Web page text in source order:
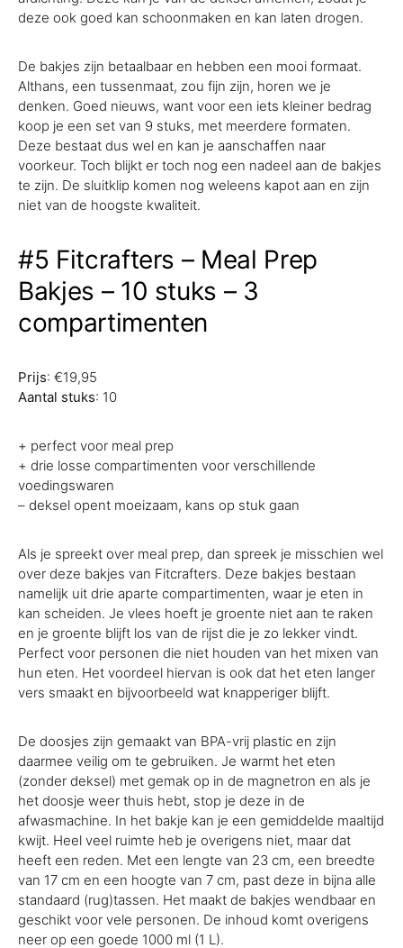
deze ook goed kan schoonmaken en kan laten drogen.
De bakjes zijn betaalbaar en hebben een mooi formaat.
Althans, een tussenmaat, zou fijn zijn, horen we je
denken. Goed nieuws, want voor een iets kleiner bedrag
koop je een set van 9 stuks, met meerdere formaten.
Deze bestaat dus wel en kan je aanschaffen naar
voorkeur. Toch blijkt er toch nog een nadeel aan de bakjes
te zijn. De sluitklip komen nog weleens kapot aan en zijn
niet van de hoogste kwaliteit.
#5 Fitcrafters – Meal Prep
Bakjes – 10 stuks – 3
compartimenten
Prijs: €19,95
Aantal stuks: 10
+ perfect voor meal prep
+ drie losse compartimenten voor verschillende
voedingswaren
– deksel opent moeizaam, kans op stuk gaan
Als je spreekt over meal prep, dan spreek je misschien wel
over deze bakjes van Fitcrafters. Deze bakjes bestaan
namelijk uit drie aparte compartimenten, waar je eten in
kan scheiden. Je vlees hoeft je groente niet aan te raken
en je groente blijft los van de rijst die je zo lekker vindt.
Perfect voor personen die niet houden van het mixen van
hun eten. Het voordeel hiervan is ook dat het eten langer
vers smaakt en bijvoorbeeld wat knapperiger blijft.
De doosjes zijn gemaakt van BPA-vrij plastic en zijn
daarmee veilig om te gebruiken. Je warmt het eten
(zonder deksel) met gemak op in de magnetron en als je
het doosje weer thuis hebt, stop je deze in de
afwasmachine. In het bakje kan je een gemiddelde maaltijd
kwijt. Heel veel ruimte heb je overigens niet, maar dat
heeft een reden. Met een lengte van 23 cm, een breedte
van 17 cm en een hoogte van 7 cm, past deze in bijna alle
standaard (rug)tassen. Het maakt de bakjes wendbaar en
geschikt voor vele personen. De inhoud komt overigens
neer op een goede 1000 ml (1 L).